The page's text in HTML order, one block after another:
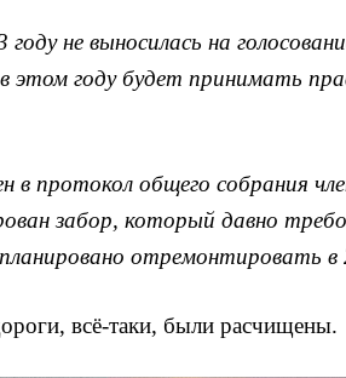
не выносилась на
году будет принимать
в протокол общего собрания
забор, который давно
отремонтировать в
всё-таки, были расчищены.